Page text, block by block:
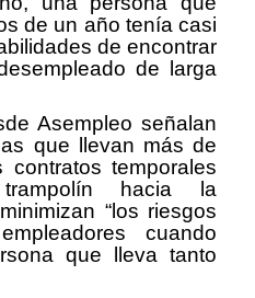
de un año tenía casi
de encontrar
de larga
Asempleo señalan
que llevan más de
temporales
hacia la
“los riesgos
cuando
que lleva tanto